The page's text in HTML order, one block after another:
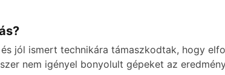
jól ismert technikára támaszkodtak, hogy
nem igényel bonyolult gépeket az